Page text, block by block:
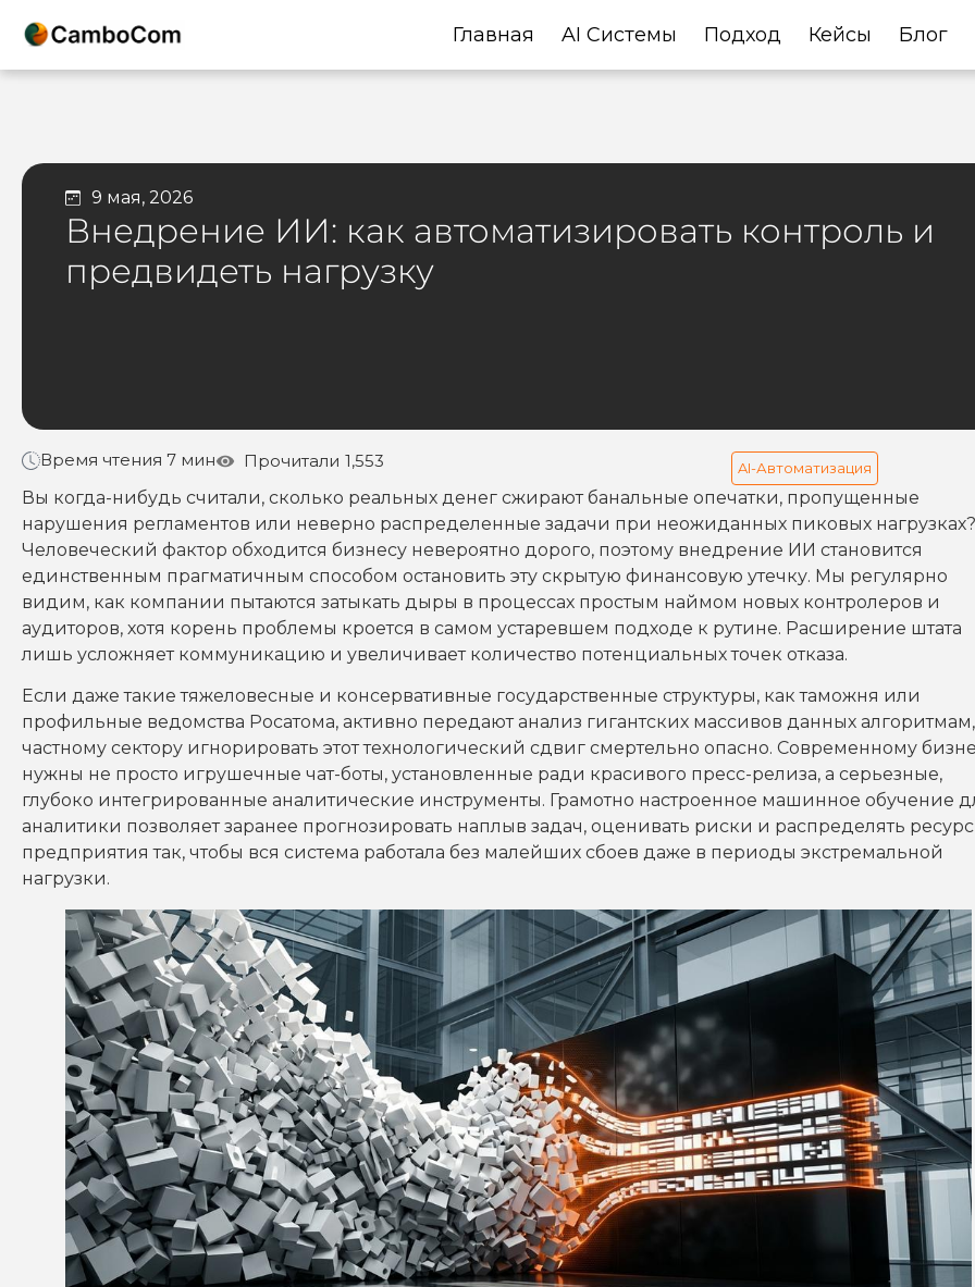
Главная AI Системы Подход Кейсы Блог
9 мая, 2026
Внедрение ИИ: как автоматизировать контроль и
предвидеть нагрузку
Время чтения 7 мин Прочитали 1,553 AI-Автоматизация
Вы когда-нибудь считали, сколько реальных денег сжирают банальные опечатки, пропущенные
нарушения регламентов или неверно распределенные задачи при неожиданных пиковых нагрузках?
Человеческий фактор обходится бизнесу невероятно дорого, поэтому внедрение ИИ становится
единственным прагматичным способом остановить эту скрытую финансовую утечку. Мы регулярно
видим, как компании пытаются затыкать дыры в процессах простым наймом новых контролеров и
аудиторов, хотя корень проблемы кроется в самом устаревшем подходе к рутине. Расширение штата
лишь усложняет коммуникацию и увеличивает количество потенциальных точек отказа.
Если даже такие тяжеловесные и консервативные государственные структуры, как таможня или
профильные ведомства Росатома, активно передают анализ гигантских массивов данных алгоритмам,
частному сектору игнорировать этот технологический сдвиг смертельно опасно. Современному
нужны не просто игрушечные чат-боты, установленные ради красивого пресс-релиза, а серьезные,
глубоко интегрированные аналитические инструменты. Грамотно настроенное машинное обучение
аналитики позволяет заранее прогнозировать наплыв задач, оценивать риски и распределять
предприятия так, чтобы вся система работала без малейших сбоев даже в периоды экстремальной
нагрузки.